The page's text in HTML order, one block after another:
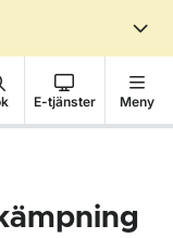
E-tjänster Meny